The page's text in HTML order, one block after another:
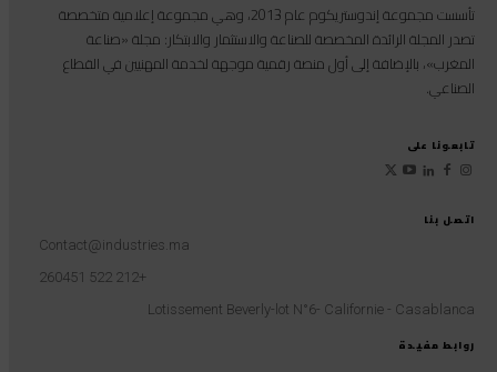
روابط مفيدة
اتصل بنا
Contact@industries.ma
+212 522 260451
Lotissement Beverly-lot N°6- Californie - Casablanca
تأسست مجموعة إندوستريكوم عام 2013، وهي مجموعة إعلامية متخصصة
تصدر المجلة الرائدة المخصصة للصناعة والاستثمار والابتكار: مجلة «صناعة
المغرب»، بالإضافة إلى أول منصة رقمية موجهة لخدمة المهنيين في القطاع
الصناعي.
تابعونا على